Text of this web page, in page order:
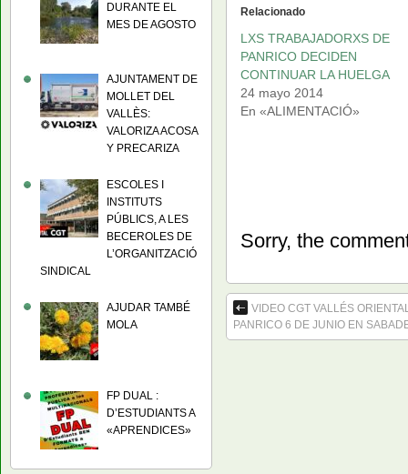
Relacionado
LXS TRABAJADORXS DE
PANRICO DECIDEN
CONTINUAR LA HUELGA
24 mayo 2014
En «ALIMENTACIÓ»
Sorry, the
VIDEO CGT VALLÉS
PANRICO 6 DE JUNIO EN
DURANTE EL
MES DE AGOSTO
AJUNTAMENT DE
MOLLET DEL
VALLÈS:
VALORIZA ACOSA
Y PRECARIZA
ESCOLES I
INSTITUTS
PÚBLICS, A LES
BECEROLES DE
L’ORGANITZACIÓ
SINDICAL
AJUDAR TAMBÉ
MOLA
FP DUAL :
D’ESTUDIANTS A
«APRENDICES»